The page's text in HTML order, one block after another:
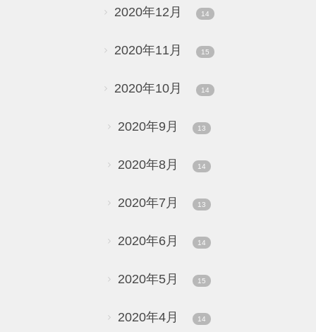
2020年12月 14
2020年11月 15
2020年10月 14
2020年9月 13
2020年8月 14
2020年7月 13
2020年6月 14
2020年5月 15
2020年4月 14